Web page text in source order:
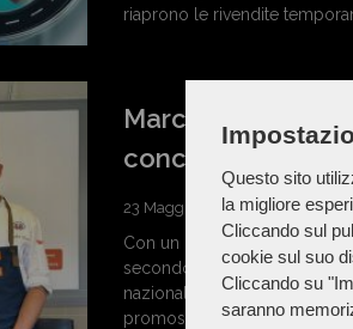
Questo sito
la migliore
Cliccando sul
cookie sul suo
Cliccando su
saranno
riaprono le rivendite
Marche - Gioele
concorso
23 Maggio 2025
Con un piatto dal titolo
secondo anno dell’istituto
nazionale del concorso "Le
promossa da Gambero